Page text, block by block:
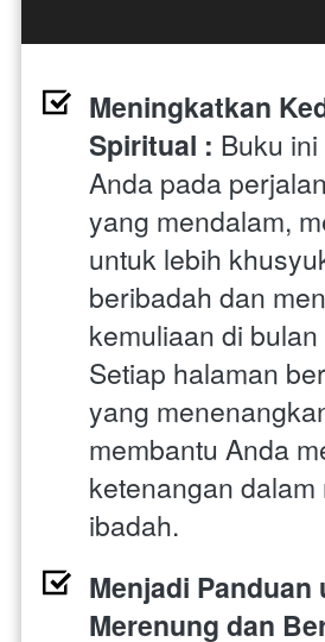
Meningkatkan
Spiritual : Buku
Anda pada
yang mendalam,
untuk lebih
beribadah dan
kemuliaan di
Setiap halaman
yang
membantu Anda
ketenangan dalam
ibadah.
Menjadi Panduan